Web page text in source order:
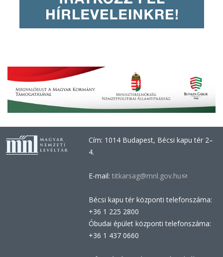
Cím: 1014 Budapest, Bécsi kapu tér 2–
4.
E-mail: titkarsag@mnl.gov.hu(link
e-
Bécsi kapu tér központi telefonszáma:
+36 1 225 2800
Óbudai épület központi telefonszáma:
+36 1 437 0660